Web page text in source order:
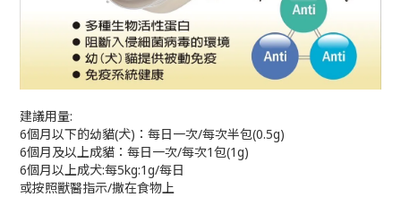
建議用量:
6個月以下的幼貓(犬)：每日一次/每次半包(0.5g)
6個月及以上成貓：每日一次/每次1包(1g)
6個月以上成犬:每5kg:1g/每日
或按照獸醫指示/撒在食物上